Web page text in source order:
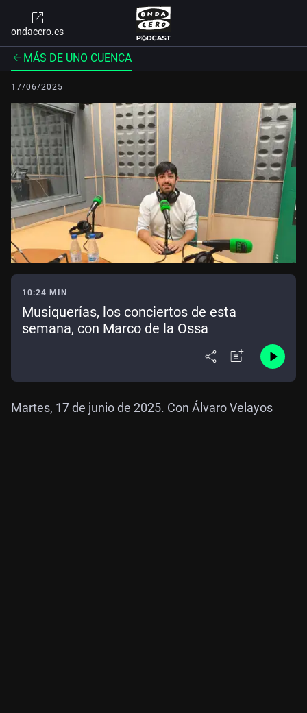
ondacero.es
MÁS DE UNO CUENCA
17/06/2025
10:24 MIN
Musiquerías, los conciertos de esta
semana, con Marco de la Ossa
Martes, 17 de junio de 2025. Con Álvaro Velayos